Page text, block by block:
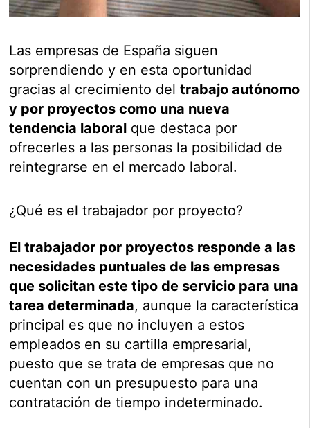
Las empresas de España siguen
sorprendiendo y en esta oportunidad
gracias al crecimiento deltrabajo autónomo
y por proyectos como una nueva
tendencia laboral que destaca por
ofrecerles a las personas la posibilidad de
reintegrarse en el mercado laboral.
¿Qué es el trabajador por proyecto?
El trabajador por proyectos responde a las
necesidades puntuales de las empresas
que solicitan este tipo de servicio para una
tarea determinada, aunque la característica
principal es que no incluyen a estos
empleados en su cartilla empresarial,
puesto que se trata de empresas que no
cuentan con un presupuesto para una
contratación de tiempo indeterminado.